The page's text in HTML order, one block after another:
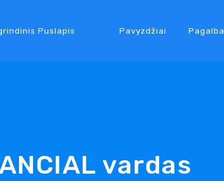
Puslapis Pavyzdžiai Pagalba
vardas